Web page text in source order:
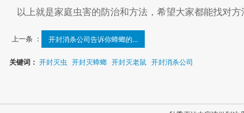
以上就是家庭虫害的防治和方法，希望大家都能找对
上一条 ： 开封消杀公司告诉你蟑螂的...
关键词： 开封灭虫 开封灭蟑螂 开封灭老鼠 开封消杀公司